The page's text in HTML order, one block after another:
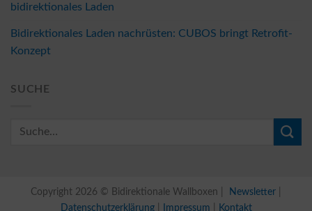
bidirektionales Laden
Bidirektionales Laden nachrüsten: CUBOS bringt Retrofit-
Konzept
SUCHE
Copyright 2026 © Bidirektionale Wallboxen | Newsletter
Datenschutzerklärung
Impressum Kontakt